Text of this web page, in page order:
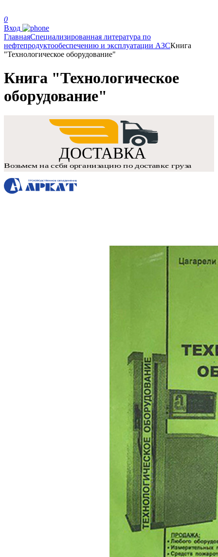
0
Вход
ГлавнаяСпециализированная литература по
нефтепродуктообеспечению и эксплуатации АЗСКнига
"Технологическое оборудование"
Книга "Технологическое
оборудование"